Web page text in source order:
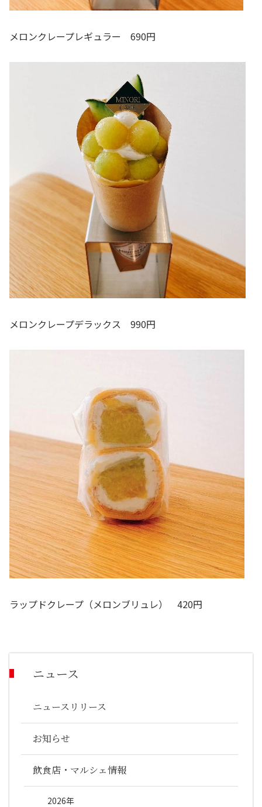
メロンクレープレギュラー 690円
メロンクレープデラックス 990円
ラップドクレープ（メロンブリュレ） 420円
ニュース
ニュースリリース
お知らせ
飲食店・マルシェ情報
2026年